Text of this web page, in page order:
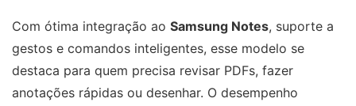
Com ótima integração ao Samsung Notes, suporte a
gestos e comandos inteligentes, esse modelo se
destaca para quem precisa revisar PDFs, fazer
anotações rápidas ou desenhar. O desempenho